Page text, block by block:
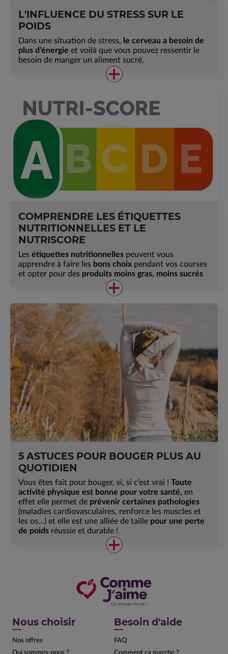
L'INFLUENCE DU STRESS SUR LE
POIDS
Dans une situation de stress, le cerveau a besoin de
plus d’énergie et voilà que vous pouvez ressentir le
besoin de manger un aliment sucré.
COMPRENDRE LES ÉTIQUETTES
NUTRITIONNELLES ET LE
NUTRISCORE
Les étiquettes nutritionnelles peuvent vous
apprendre à faire les bons choix pendant vos courses
et opter pour des produits moins gras, moins sucrés
5 ASTUCES POUR BOUGER PLUS AU
QUOTIDIEN
Vous êtes fait pour bouger, si, si c’est vrai ! Toute
activité physique est bonne pour votre santé, en
effet elle permet de prévenir certaines pathologies
(maladies cardiovasculaires, renforce les muscles et
les os…) et elle est une alliée de taille pour une perte
de poids réussie et durable !
Nous choisir
Nos offres
Qui sommes-nous ?
Besoin d'aide
FAQ
Comment ça marche ?